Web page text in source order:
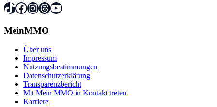
TikTok
Facebook
Instagram
Threads
YouTube
MeinMMO
Über uns
Impressum
Nutzungsbestimmungen
Datenschutzerklärung
Transparenzbericht
Mit Mein MMO in Kontakt treten
Karriere